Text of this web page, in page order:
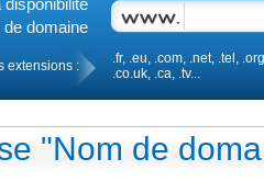
domaine
extensions :
.fr, .eu, .com, .net, .tel,
.co.uk, .ca, .tv...
"Nom de